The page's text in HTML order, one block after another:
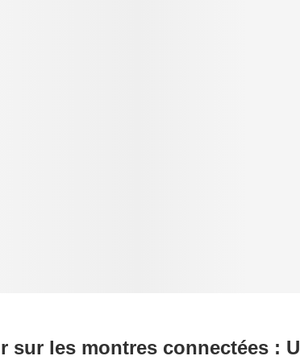
sur les montres connectées :